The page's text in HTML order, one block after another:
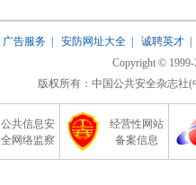
广告服务| 安防网址大全| 诚聘英才
Copyright © 1999-
版权所有：中国公共安全杂志社
公共信息安
全网络监察
经营性网站
备案信息